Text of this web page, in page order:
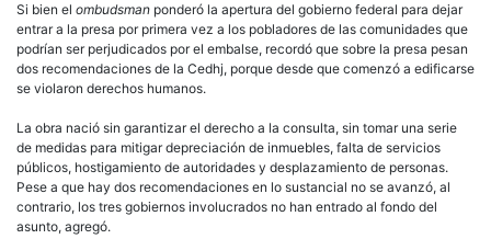
Si bien el ombudsman ponderó la apertura del gobierno federal para dejar
entrar a la presa por primera vez a los pobladores de las comunidades que
podrían ser perjudicados por el embalse, recordó que sobre la presa pesan
dos recomendaciones de la Cedhj, porque desde que comenzó a edificarse
se violaron derechos humanos.
La obra nació sin garantizar el derecho a la consulta, sin tomar una serie
de medidas para mitigar depreciación de inmuebles, falta de servicios
públicos, hostigamiento de autoridades y desplazamiento de personas.
Pese a que hay dos recomendaciones en lo sustancial no se avanzó, al
contrario, los tres gobiernos involucrados no han entrado al fondo del
asunto, agregó.